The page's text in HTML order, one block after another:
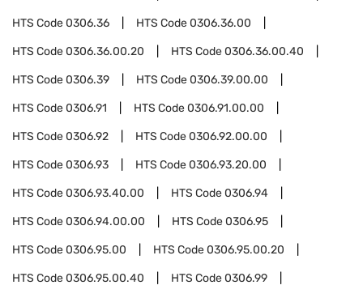
HTS Code0306.36 HTS Code0306.36.00
HTS Code0306.36.00.20 HTS Code0306.36.00.40
HTS Code0306.39 HTS Code0306.39.00.00
HTS Code0306.91 HTS Code0306.91.00.00
HTS Code0306.92 HTS Code0306.92.00.00
HTS Code0306.93 HTS Code0306.93.20.00
HTS Code0306.93.40.00 HTS Code0306.94
HTS Code0306.94.00.00 HTS Code0306.95
HTS Code0306.95.00 HTS Code0306.95.00.20
HTS Code0306.95.00.40 HTS Code0306.99